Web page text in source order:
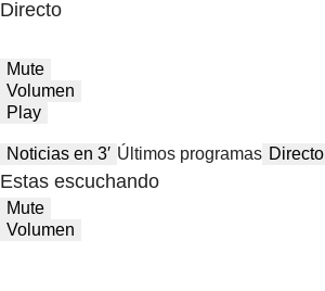
Directo
Mute
Volumen
Play
Noticias en 3′ Últimos programas Directo
Estas escuchando
Mute
Volumen